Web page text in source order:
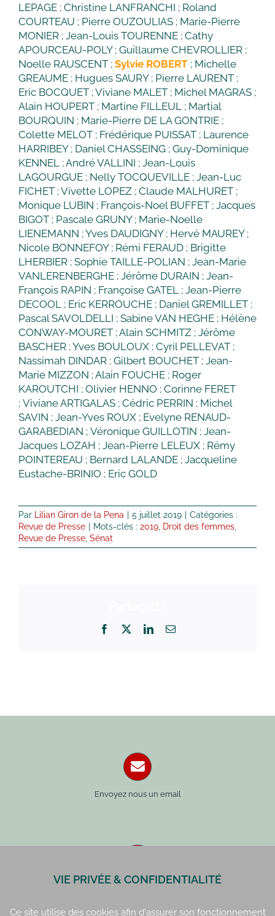
LEPAGE ; Christine LANFRANCHI ; Roland
COURTEAU ; Pierre OUZOULIAS ; Marie-Pierre
MONIER ; Jean-Louis TOURENNE ; Cathy
APOURCEAU-POLY ; Guillaume CHEVROLLIER ;
Noelle RAUSCENT ; Sylvie ROBERT ; Michelle
GREAUME ; Hugues SAURY ; Pierre LAURENT ;
Eric BOCQUET ; Viviane MALET ; Michel MAGRAS ;
Alain HOUPERT ; Martine FILLEUL ; Martial
BOURQUIN ; Marie-Pierre DE LA GONTRIE ;
Colette MELOT ; Frédérique PUISSAT ; Laurence
HARRIBEY ; Daniel CHASSEING ; Guy-Dominique
KENNEL ; André VALLINI ; Jean-Louis
LAGOURGUE ; Nelly TOCQUEVILLE ; Jean-Luc
FICHET ; Vivette LOPEZ ; Claude MALHURET ;
Monique LUBIN ; François-Noel BUFFET ; Jacques
BIGOT ; Pascale GRUNY ; Marie-Noelle
LIENEMANN ; Yves DAUDIGNY ; Hervé MAUREY ;
Nicole BONNEFOY ; Rémi FERAUD ; Brigitte
LHERBIER ; Sophie TAILLE-POLIAN ; Jean-Marie
VANLERENBERGHE ; Jérôme DURAIN ; Jean-
François RAPIN ; Françoise GATEL ; Jean-Pierre
DECOOL ; Eric KERROUCHE ; Daniel GREMILLET ;
Pascal SAVOLDELLI ; Sabine VAN HEGHE ; Hélène
CONWAY-MOURET ; Alain SCHMITZ ; Jérôme
BASCHER ; Yves BOULOUX ; Cyril PELLEVAT ;
Nassimah DINDAR ; Gilbert BOUCHET ; Jean-
Marie MIZZON ; Alain FOUCHE ; Roger
KAROUTCHI ; Olivier HENNO ; Corinne FERET
; Viviane ARTIGALAS ; Cédric PERRIN ; Michel
SAVIN ; Jean-Yves ROUX ; Evelyne RENAUD-
GARABEDIAN ; Véronique GUILLOTIN ; Jean-
Jacques LOZAH ; Jean-Pierre LELEUX ; Rémy
POINTEREAU ; Bernard LALANDE ; Jacqueline
Eustache-BRINIO ; Eric GOLD
Par Lilian Giron de la Pena | 5 juillet 2019 | Catégories :
Revue de Presse | Mots-clés : 2019 Droit des femmes
Revue de Presse Sénat
Facebook LinkedInEmail
Envoyez nous un email
Paris : 01 42 34 14 59
VIE PRIVÉE & CONFIDENTIALITÉ
Ce site utilise des cookies afin d'assurer son fonctionnement